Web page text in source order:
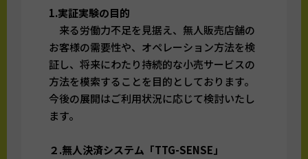
1.実証実験の目的
来る労働力不足を見据え、無人販売店舗の
お客様の需要性や、オペレーション方法を検
証し、将来にわたり持続的な小売サービスの
方法を模索することを目的としております。
今後の展開はご利用状況に応じて検討いたし
ます。
２.無人決済システム「TTG-SENSE」